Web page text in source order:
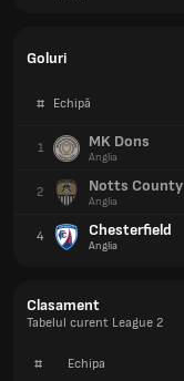
Goluri
# Echipă
1 MK Dons
Anglia
2 Notts County
Anglia
4 Chesterfield
Anglia
Clasament
Tabelul curent League 2
# Echipa